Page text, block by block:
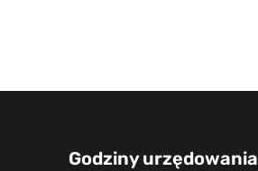
Godziny urzędowania